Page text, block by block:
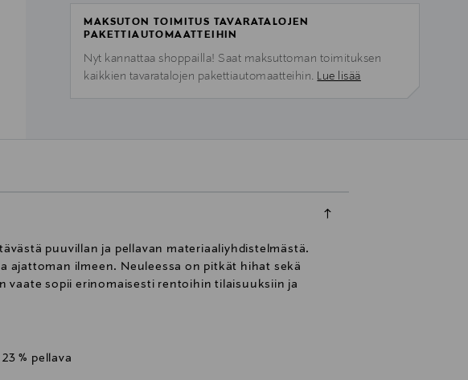
MAKSUTON TOIMITUS TAVARATALOJEN
PAKETTIAUTOMAATTEIHIN
Nyt kannattaa shoppailla! Saat maksuttoman toimituksen
kaikkien tavaratalojen pakettiautomaatteihin. Lue lisää
puuvillan ja pellavan materiaaliyhdistelmästä.
ajattoman ilmeen. Neuleessa on pitkät hihat sekä
vaate sopii erinomaisesti rentoihin tilaisuuksiin ja
% pellava